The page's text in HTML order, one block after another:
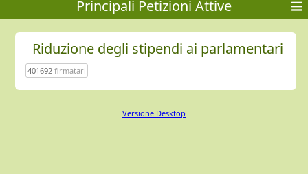
Principali Petizioni Attive
Riduzione degli stipendi ai parlamentari
401692firmatari
Versione Desktop